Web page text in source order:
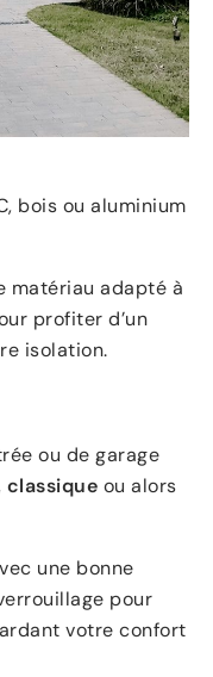
bois ou aluminium
matériau adapté à
profiter d’un
isolation.
ou de garage
classique ou alors
une bonne
pour
votre confort